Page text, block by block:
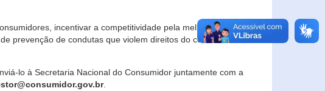
incentivar a competitividade pela melhoria da
prevenção de condutas que violem direitos do consumidor e
lo à Secretaria Nacional do Consumidor juntamente com a
.